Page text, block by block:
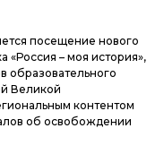
посещение нового
«Россия – моя история»,
образовательного
Великой
контентом
об освобождении